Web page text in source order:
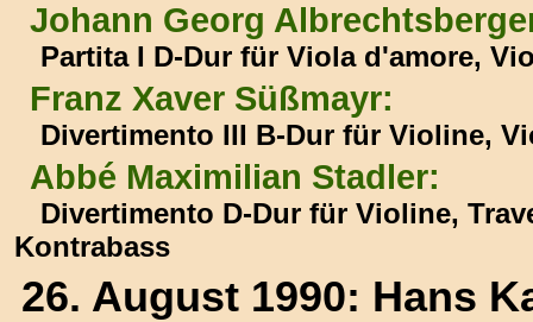
Johann Georg
Partita I D-Dur für Viola d'amore,
Franz Xaver Süßmayr:
Divertimento III B-Dur für Violine,
Abbé Maximilian Stadler:
Divertimento D-Dur für Violine,
Kontrabass
26. August 1990: Hans